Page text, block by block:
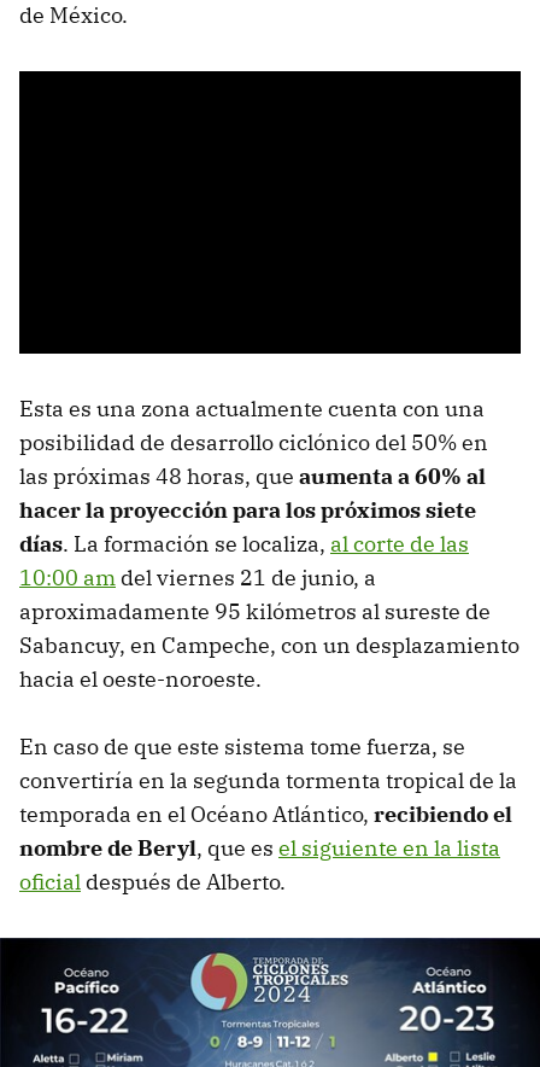
de México.
Esta es una zona actualmente cuenta con una
posibilidad de desarrollo ciclónico del 50% en
las próximas 48 horas, que aumenta a 60% al
hacer la proyección para los próximos siete
días. La formación se localiza, al corte de las
10:00 am del viernes 21 de junio, a
aproximadamente 95 kilómetros al sureste de
Sabancuy, en Campeche, con un desplazamiento
hacia el oeste-noroeste.
En caso de que este sistema tome fuerza, se
convertiría en la segunda tormenta tropical de la
temporada en el Océano Atlántico, recibiendo el
nombre de Beryl, que es el siguiente en la lista
oficial después de Alberto.